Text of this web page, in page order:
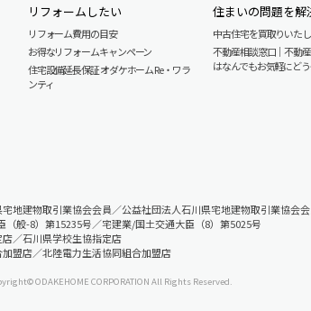
リフォームしたい
リフォーム費用の目安
お得なリフォームキャンペーン
住宅設備延長保証 オダケホーム Re・ワラ
ンティ
住まいの問題を解
中古住宅を買取りいた
不動産相談窓口｜不動
はなんでもお気軽にどう
地建物取引業協会会員／公益社団法人石川県宅地建物取引業協会
（般-8）第15235号／宅建業/国土交通大臣（8）第5025号
／石川県学校生協指定店
盟店／北陸電力生活協同組合加盟店
ODAKEHOME CORPORATION All Rights Reserved.